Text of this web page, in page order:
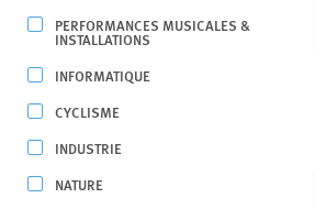
PERFORMANCES MUSICALES &
INSTALLATIONS
INFORMATIQUE
CYCLISME
INDUSTRIE
NATURE